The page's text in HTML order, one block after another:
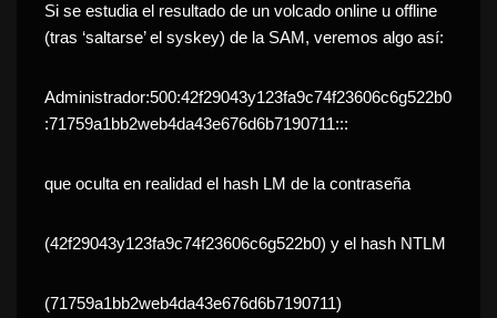
Si se estudia el resultado de un volcado online u offline
(tras ‘saltarse’ el syskey) de la SAM, veremos algo así:
Administrador:500:42f29043y123fa9c74f23606c6g522b0
:71759a1bb2web4da43e676d6b7190711:::
que oculta en realidad el hash LM de la contraseña
(42f29043y123fa9c74f23606c6g522b0) y el hash NTLM
(71759a1bb2web4da43e676d6b7190711)